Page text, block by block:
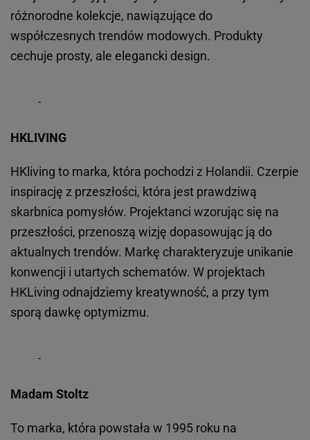
różnorodne kolekcje, nawiązujące do
współczesnych trendów modowych. Produkty
cechuje prosty, ale elegancki design.
HKLIVING
HKliving to marka, która pochodzi z Holandii. Czerpie
inspirację z przeszłości, która jest prawdziwą
skarbnica pomysłów. Projektanci wzorując się na
przeszłości, przenoszą wizję dopasowując ją do
aktualnych trendów. Markę charakteryzuje unikanie
konwencji i utartych schematów. W projektach
HKLiving odnajdziemy kreatywność, a przy tym
sporą dawkę optymizmu.
Madam Stoltz
To marka, która powstała w 1995 roku na